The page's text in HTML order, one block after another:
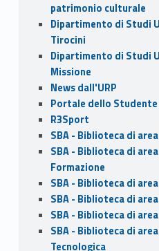
patrimonio culturale
Dipartimento di Studi
Tirocini
Dipartimento di Studi
Missione
News dall'URP
Portale dello Studente
R3Sport
SBA - Biblioteca di
SBA - Biblioteca di
Formazione
SBA - Biblioteca di
SBA - Biblioteca di
SBA - Biblioteca di
SBA - Biblioteca di
Tecnologica